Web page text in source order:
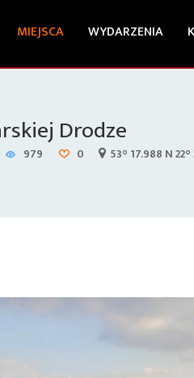
MIEJSCA WYDARZENIA
Drodze
979 0 53° 17.988 N 22°